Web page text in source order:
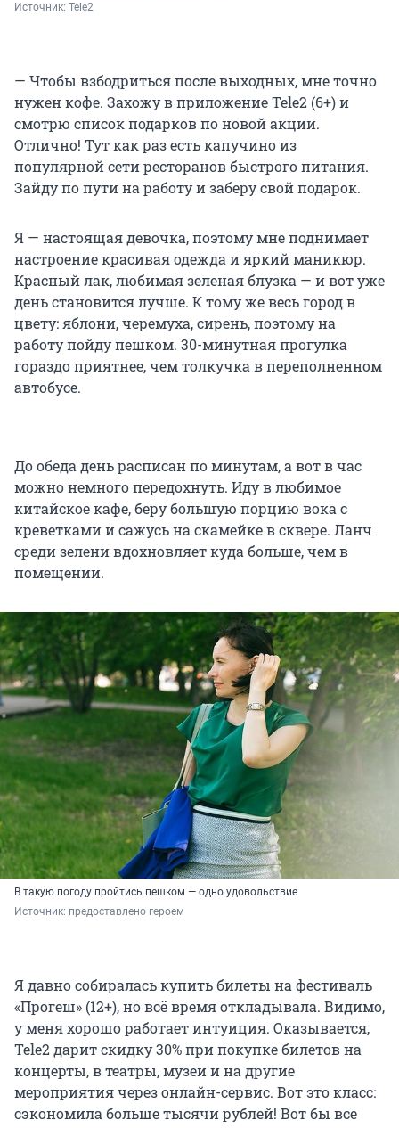
Источник: Tele2
— Чтобы взбодриться после выходных, мне точно
нужен кофе. Захожу в приложение Tele2 (6+) и
смотрю список подарков по новой акции.
Отлично! Тут как раз есть капучино из
популярной сети ресторанов быстрого питания.
Зайду по пути на работу и заберу свой подарок.
Я — настоящая девочка, поэтому мне поднимает
настроение красивая одежда и яркий маникюр.
Красный лак, любимая зеленая блузка — и вот уже
день становится лучше. К тому же весь город в
цвету: яблони, черемуха, сирень, поэтому на
работу пойду пешком. 30-минутная прогулка
гораздо приятнее, чем толкучка в переполненном
автобусе.
До обеда день расписан по минутам, а вот в час
можно немного передохнуть. Иду в любимое
китайское кафе, беру большую порцию вока с
креветками и сажусь на скамейке в сквере. Ланч
среди зелени вдохновляет куда больше, чем в
помещении.
В такую погоду пройтись пешком — одно удовольствие
Источник: предоставлено героем
Я давно собиралась купить билеты на фестиваль
«Прогеш» (12+), но всё время откладывала. Видимо,
у меня хорошо работает интуиция. Оказывается,
Tele2 дарит скидку 30% при покупке билетов на
концерты, в театры, музеи и на другие
мероприятия через онлайн-сервис. Вот это класс:
сэкономила больше тысячи рублей! Вот бы все